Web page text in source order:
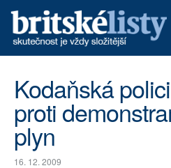
ARCHIV
TÉMATA
Kodaňská
proti
plyn
16. 12. 2009